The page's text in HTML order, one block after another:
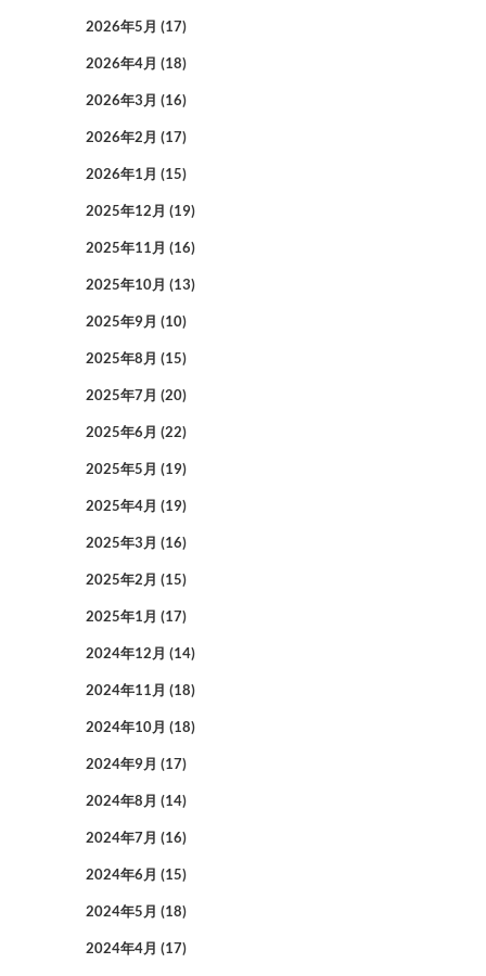
2026年5月 (17)
2026年4月 (18)
2026年3月 (16)
2026年2月 (17)
2026年1月 (15)
2025年12月 (19)
2025年11月 (16)
2025年10月 (13)
2025年9月 (10)
2025年8月 (15)
2025年7月 (20)
2025年6月 (22)
2025年5月 (19)
2025年4月 (19)
2025年3月 (16)
2025年2月 (15)
2025年1月 (17)
2024年12月 (14)
2024年11月 (18)
2024年10月 (18)
2024年9月 (17)
2024年8月 (14)
2024年7月 (16)
2024年6月 (15)
2024年5月 (18)
2024年4月 (17)